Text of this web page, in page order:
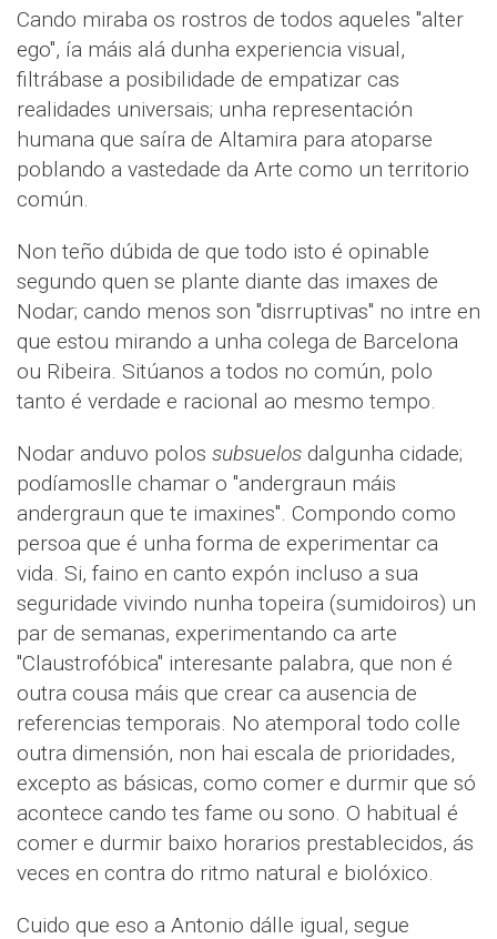
Cando miraba os rostros de todos aqueles "alter
ego", ía máis alá dunha experiencia visual,
filtrábase a posibilidade de empatizar cas
realidades universais; unha representación
humana que saíra de Altamira para atoparse
poblando a vastedade da Arte como un territorio
común.
Non teño dúbida de que todo isto é opinable
segundo quen se plante diante das imaxes de
Nodar; cando menos son "disrruptivas" no intre en
que estou mirando a unha colega de Barcelona
ou Ribeira. Sitúanos a todos no común, polo
tanto é verdade e racional ao mesmo tempo.
Nodar anduvo polos subsuelos dalgunha cidade;
podíamoslle chamar o "andergraun máis
andergraun que te imaxines". Compondo como
persoa que é unha forma de experimentar ca
vida. Si, faino en canto expón incluso a sua
seguridade vivindo nunha topeira (sumidoiros) un
par de semanas, experimentando ca arte
"Claustrofóbica" interesante palabra, que non é
outra cousa máis que crear ca ausencia de
referencias temporais. No atemporal todo colle
outra dimensión, non hai escala de prioridades,
excepto as básicas, como comer e durmir que só
acontece cando tes fame ou sono. O habitual é
comer e durmir baixo horarios prestablecidos, ás
veces en contra do ritmo natural e biolóxico.
Cuido que eso a Antonio dálle igual, segue